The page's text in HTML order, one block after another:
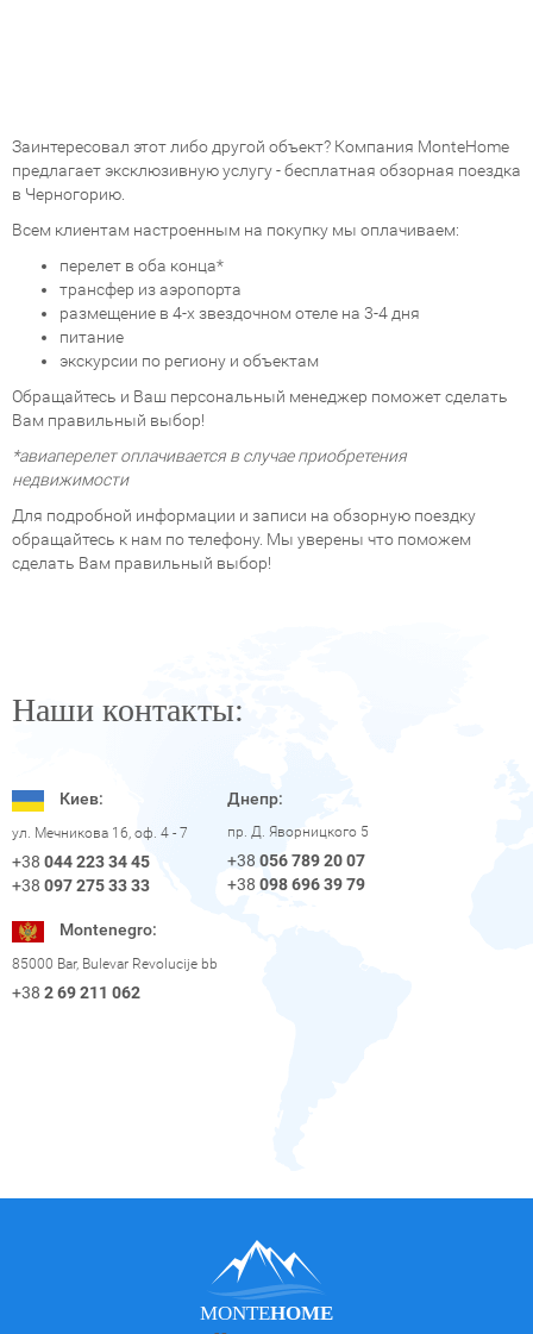
Заинтересовал этот либо другой объект? Компания MonteHome
предлагает эксклюзивную услугу - бесплатная обзорная поездка
в Черногорию.
Всем клиентам настроенным на покупку мы оплачиваем:
перелет в оба конца*
трансфер из аэропорта
размещение в 4-х звездочном отеле на 3-4 дня
питание
экскурсии по региону и объектам
Обращайтесь и Ваш персональный менеджер поможет сделать
Вам правильный выбор!
*авиаперелет оплачивается в случае приобретения
недвижимости
Для подробной информации и записи на обзорную поездку
обращайтесь к нам по телефону. Мы уверены что поможем
сделать Вам правильный выбор!
Наши контакты:
Киев:
ул. Мечникова 16, оф. 4 - 7
+38 044 223 34 45
+38 097 275 33 33
Днепр:
пр. Д. Яворницкого 5
+38 056 789 20 07
+38 098 696 39 79
Montenegro:
85000 Bar, Bulevar Revolucije bb
+38 2 69 211 062
MONTEHOME